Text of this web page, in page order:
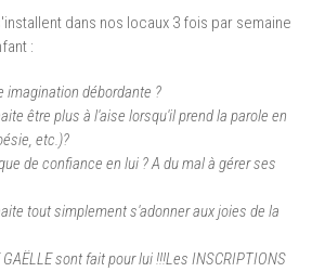
dans nos locaux 3 fois par semaine
:
imagination débordante ?
être plus à l'aise lorsqu'il prend la parole en
etc.)?
de confiance en lui ? A du mal à gérer ses
tout simplement s'adonner aux joies de la
GAËLLEsont fait pour lui !!!Les INSCRIPTIONS